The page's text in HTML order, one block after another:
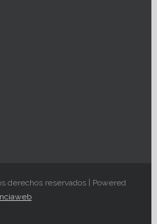
derechos reservados | Powered